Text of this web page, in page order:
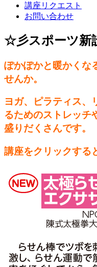
講座リクエスト
お問い合わせ
☆彡スポーツ新
ぽかぽかと暖かくな
せんか。
ヨガ、ピラティス、
るためのストレッチ
盛りだくさんです。
講座をクリックする